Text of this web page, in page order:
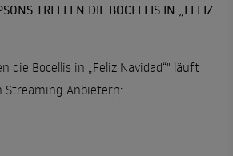
TREFFEN DIE BOCELLIS IN „FELIZ
die Bocellis in „Feliz Navidad“" läuft
Streaming-Anbietern: